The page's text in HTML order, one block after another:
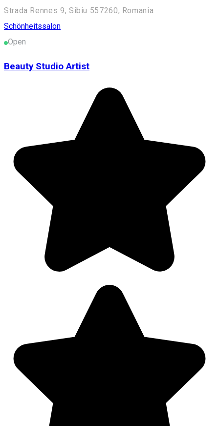
Strada Rennes 9, Sibiu 557260, Romania
Schönheitssalon
Open
Beauty Studio Artist